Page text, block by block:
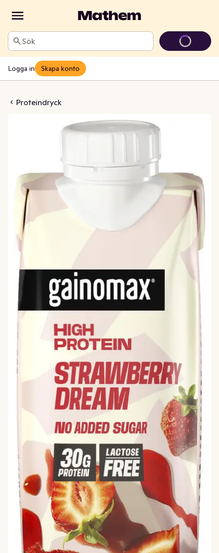
Sök
Logga in Skapa konto
Proteindryck
Dream